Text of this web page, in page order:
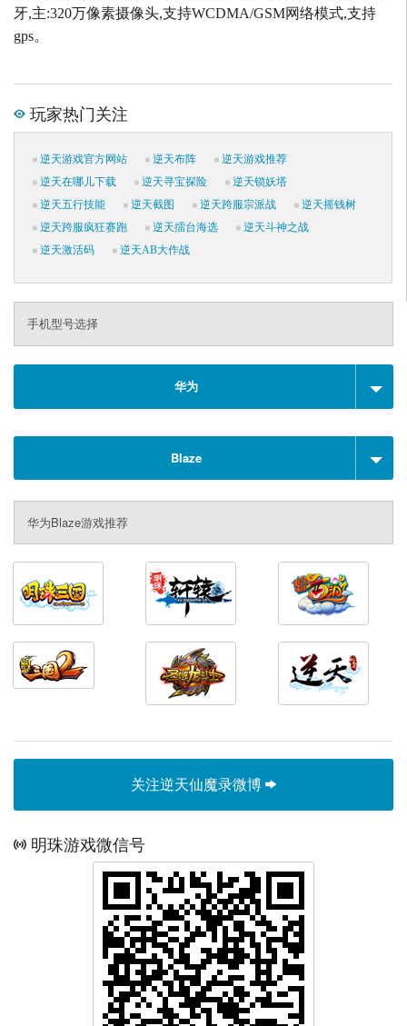
牙,主:320万像素摄像头,支持WCDMA/GSM网络模式,支持
gps。
玩家热门关注
逆天游戏官方网站 逆天布阵
逆天游戏推荐
逆天在哪儿下载
逆天寻宝探险
逆天锁妖塔
逆天五行技能
逆天截图 逆天跨服宗派战
逆天摇钱树
逆天跨服疯狂赛跑
逆天擂台海选
逆天斗神之战
逆天激活码
逆天AB大作战
手机型号选择
华为
Blaze
华为Blaze游戏推荐
关注逆天仙魔录微博
明珠游戏微信号